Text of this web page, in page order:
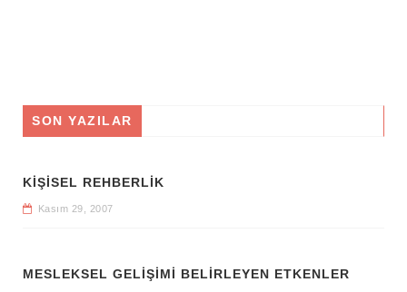
SON YAZILAR
KİŞİSEL REHBERLİK
Kasım 29, 2007
MESLEKSEL GELİŞİMİ BELİRLEYEN ETKENLER